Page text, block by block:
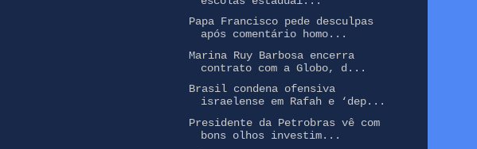
Papa Francisco pede desculpas
após comentário homo...
Marina Ruy Barbosa encerra
contrato com a Globo, d...
Brasil condena ofensiva
israelense em Rafah e ‘dep...
Presidente da Petrobras vê com
bons olhos investim...